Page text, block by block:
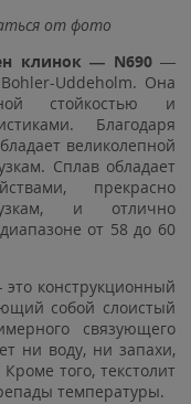
от фото
клинок — N690—
Uddeholm. Она
стойкостью и
Благодаря
великолепной
Сплав обладает
прекрасно
и отлично
от 58 до 60
конструкционный
собой слоистый
связующего
ни воду, ни запахи,
того, текстолит
температуры.